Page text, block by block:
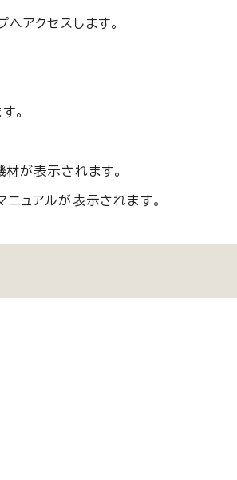
アクセスします。
。
が表示されます。
ュアルが表示されます。